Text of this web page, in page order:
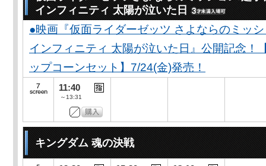
インフィニティ 太陽が泣いた日
●映画『仮面ライダーゼッツ さよならのミッ
インフィニティ 太陽が泣いた日』公開記念！
ップコーンセット】7/24(金)発売！
11:40
～13:31
キングダム 魂の決戦